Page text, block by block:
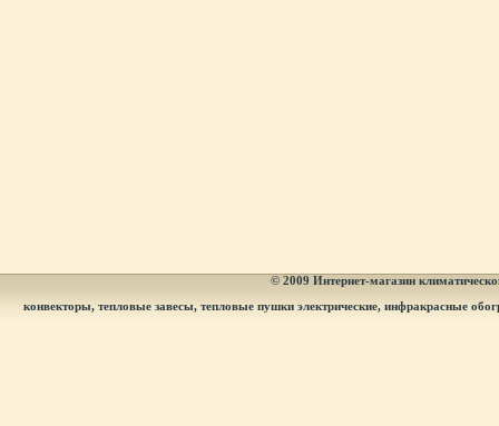
© 2009 Интернет-магазин
конвекторы, тепловые завесы, тепловые пушки электрические, инфракрасные